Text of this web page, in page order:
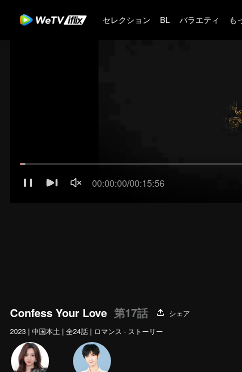
セレクション BL バラエティ も
Confess Your Love 第17話
シェア
2023 | 中国本土 | 全24話 | ロマンス · ストーリー